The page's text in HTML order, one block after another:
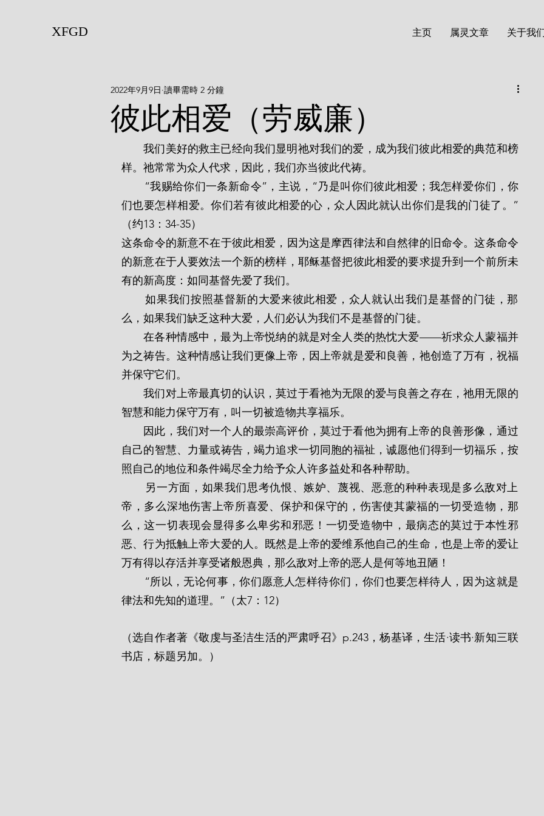
XFGD 主页 属灵文章 关于我
彼此相爱（劳威廉）
2022年9月9日 讀畢需時 2 分鐘
       我们美好的救主已经向我们显明祂对我们的爱，成为我们彼此相爱的典范和榜
样。祂常常为众人代求，因此，我们亦当彼此代祷。
们也要怎样相爱。你们若有彼此相爱的心，众人因此就认出你们是我的门徒了。”
（约13：34-35）
这条命令的新意不在于彼此相爱，因为这是摩西律法和自然律的旧命令。这条命令
的新意在于人要效法一个新的榜样，耶稣基督把彼此相爱的要求提升到一个前所未
有的新高度：如同基督先爱了我们。
       如果我们按照基督新的大爱来彼此相爱，众人就认出我们是基督的门徒，那
么，如果我们缺乏这种大爱，人们必认为我们不是基督的门徒。
       在各种情感中，最为上帝悦纳的就是对全人类的热忱大爱——祈求众人蒙福并
为之祷告。这种情感让我们更像上帝，因上帝就是爱和良善，祂创造了万有，祝福
并保守它们。
       我们对上帝最真切的认识，莫过于看祂为无限的爱与良善之存在，祂用无限的
智慧和能力保守万有，叫一切被造物共享福乐。
自己的智慧、力量或祷告，竭力追求一切同胞的福祉，诚愿他们得到一切福乐，按
照自己的地位和条件竭尽全力给予众人许多益处和各种帮助。
帝，多么深地伤害上帝所喜爱、保护和保守的，伤害使其蒙福的一切受造物，那
么，这一切表现会显得多么卑劣和邪恶！一切受造物中，最病态的莫过于本性邪
恶、行为抵触上帝大爱的人。既然是上帝的爱维系他自己的生命，也是上帝的爱让
万有得以存活并享受诸般恩典，那么敌对上帝的恶人是何等地丑陋！
律法和先知的道理。”（太7：12）
（选自作者著《敬虔与圣洁生活的严肃呼召》p.243，杨基译，生活·读书·新知三联
书店，标题另加。）